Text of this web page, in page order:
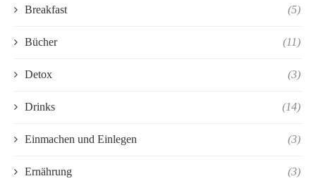
Breakfast (5)
Bücher (11)
Detox (3)
Drinks (14)
Einmachen und Einlegen (3)
Ernährung (3)